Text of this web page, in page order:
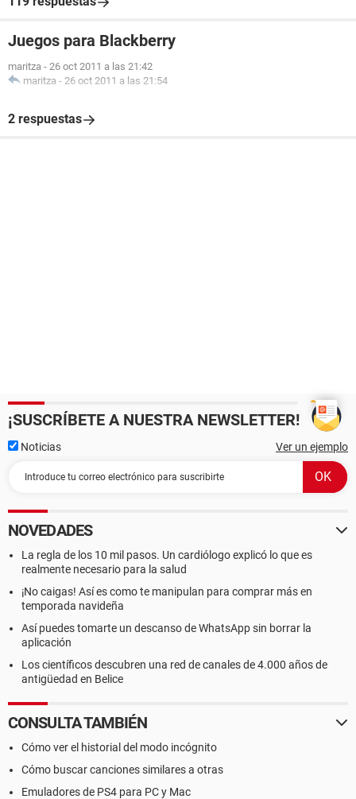
Juegos para Blackberry
maritza - 26 oct 2011 a las 21:42
maritza - 26 oct 2011 a las 21:54
2 respuestas
¡SUSCRÍBETE A NUESTRA NEWSLETTER!
Noticias Ver un ejemplo
NOVEDADES
La regla de los 10 mil pasos. Un cardiólogo explicó lo que es
realmente necesario para la salud
¡No caigas! Así es como te manipulan para comprar más en
temporada navideña
Así puedes tomarte un descanso de WhatsApp sin borrar la
aplicación
Los científicos descubren una red de canales de 4.000 años de
antigüedad en Belice
CONSULTA TAMBIÉN
Cómo ver el historial del modo incógnito
Cómo buscar canciones similares a otras
Emuladores de PS4 para PC y Mac